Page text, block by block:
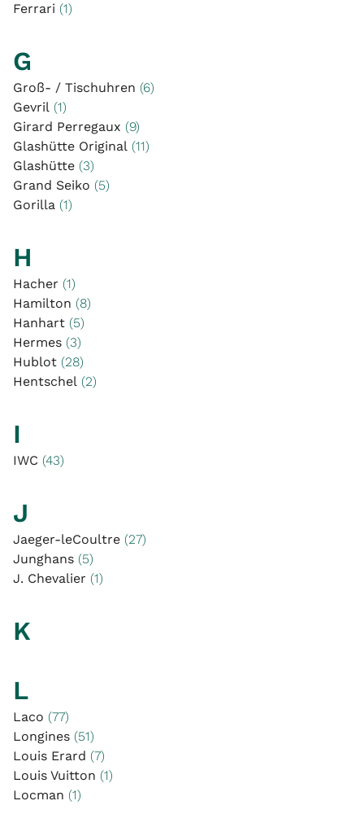
Ferrari (1)
G
Groß- / Tischuhren (6)
Gevril (1)
Girard Perregaux (9)
Glashütte Original (11)
Glashütte (3)
Grand Seiko (5)
Gorilla (1)
H
Hacher (1)
Hamilton (8)
Hanhart (5)
Hermes (3)
Hublot (28)
Hentschel (2)
I
IWC (43)
J
Jaeger-leCoultre (27)
Junghans (5)
J. Chevalier (1)
K
L
Laco (77)
Longines (51)
Louis Erard (7)
Louis Vuitton (1)
Locman (1)